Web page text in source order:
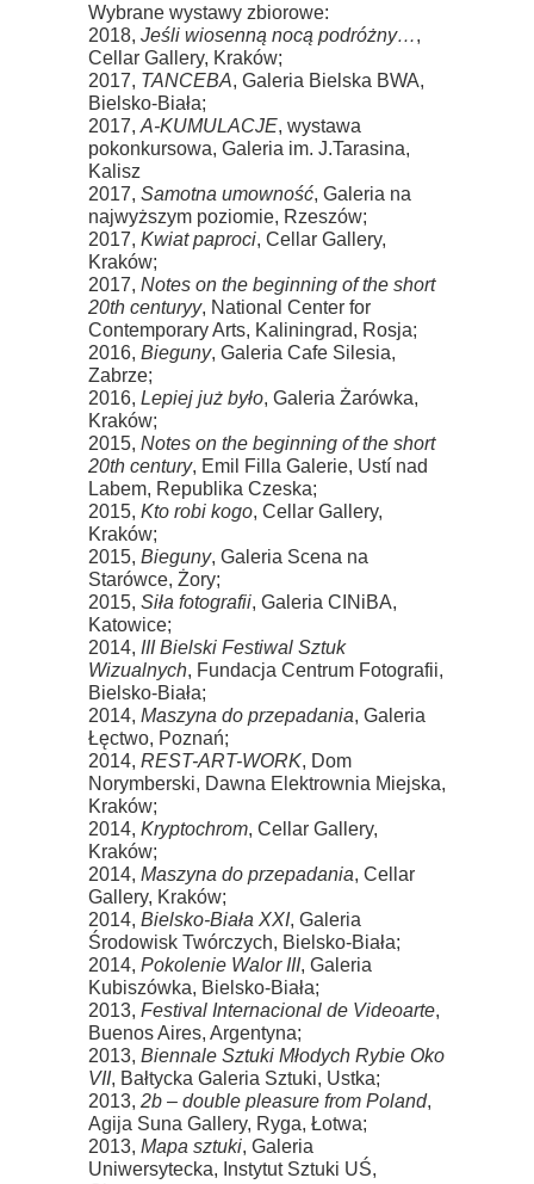
Wybrane wystawy zbiorowe:
2018, Jeśli wiosenną nocą podróżny…,
Cellar Gallery, Kraków;
2017, TANCEBA, Galeria Bielska BWA,
Bielsko-Biała;
2017, A-KUMULACJE, wystawa
pokonkursowa, Galeria im. J.Tarasina,
Kalisz
2017, Samotna umowność, Galeria na
najwyższym poziomie, Rzeszów;
2017, Kwiat paproci, Cellar Gallery,
Kraków;
2017, Notes on the beginning of the short
20th centuryy, National Center for
Contemporary Arts, Kaliningrad, Rosja;
2016, Bieguny, Galeria Cafe Silesia,
Zabrze;
2016, Lepiej już było, Galeria Żarówka,
Kraków;
2015, Notes on the beginning of the short
20th century, Emil Filla Galerie, Ustí nad
Labem, Republika Czeska;
2015, Kto robi kogo, Cellar Gallery,
Kraków;
2015, Bieguny, Galeria Scena na
Starówce, Żory;
2015, Siła fotografii, Galeria CINiBA,
Katowice;
2014, III Bielski Festiwal Sztuk
Wizualnych, Fundacja Centrum Fotografii,
Bielsko-Biała;
2014, Maszyna do przepadania, Galeria
Łęctwo, Poznań;
2014, REST-ART-WORK, Dom
Norymberski, Dawna Elektrownia Miejska,
Kraków;
2014, Kryptochrom, Cellar Gallery,
Kraków;
2014, Maszyna do przepadania, Cellar
Gallery, Kraków;
2014, Bielsko-Biała XXI, Galeria
Środowisk Twórczych, Bielsko-Biała;
2014, Pokolenie Walor III, Galeria
Kubiszówka, Bielsko-Biała;
2013, Festival Internacional de Videoarte,
Buenos Aires, Argentyna;
2013, Biennale Sztuki Młodych Rybie Oko
VII, Bałtycka Galeria Sztuki, Ustka;
2013, 2b – double pleasure from Poland,
Agija Suna Gallery, Ryga, Łotwa;
2013, Mapa sztuki, Galeria
Uniwersytecka, Instytut Sztuki UŚ,